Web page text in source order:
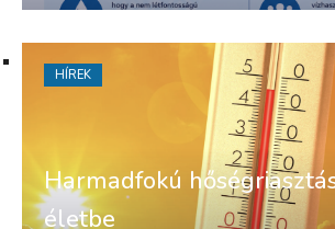
Harmadfokú
életbe
HÍREK